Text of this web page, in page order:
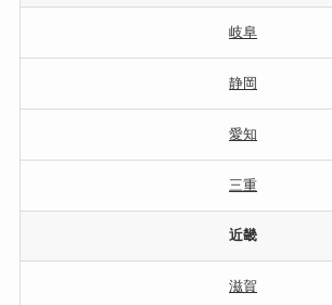
岐阜
静岡
愛知
三重
近畿
滋賀